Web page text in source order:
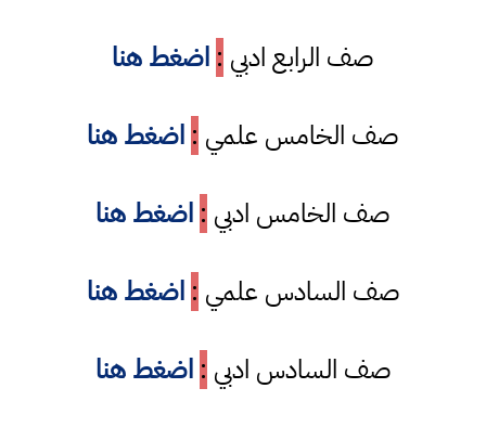
صف الرابع ادبي : اضغط هنا
صف الخامس علمي : اضغط هنا
صف الخامس ادبي : اضغط هنا
صف السادس علمي : اضغط هنا
صف السادس ادبي : اضغط هنا